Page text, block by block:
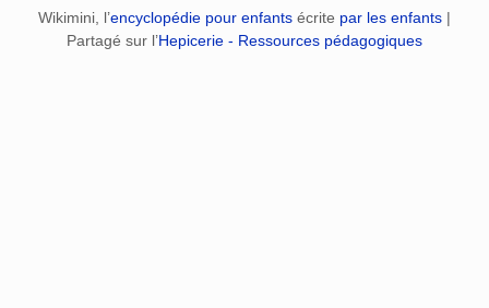
Wikimini, l’encyclopédie pour enfants écrite par les enfants |
Partagé sur l’Hepicerie - Ressources pédagogiques